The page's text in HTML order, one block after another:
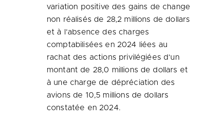
variation positive des gains de change
non réalisés de 28,2 millions de dollars
et à l’absence des charges
comptabilisées en 2024 liées au
rachat des actions privilégiées d’un
montant de 28,0 millions de dollars et
à une charge de dépréciation des
avions de 10,5 millions de dollars
constatée en 2024.